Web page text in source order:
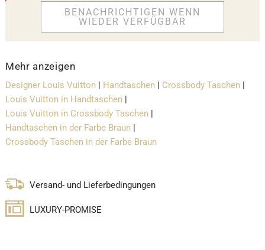
BENACHRICHTIGEN WENN
WIEDER VERFÜGBAR
Mehr anzeigen
Designer Louis Vuitton | Handtaschen | Crossbody Taschen |
Louis Vuitton in Handtaschen |
Louis Vuitton in Crossbody Taschen |
Handtaschen in der Farbe Braun |
Crossbody Taschen in der Farbe Braun
Versand- und Lieferbedingungen
LUXURY-PROMISE